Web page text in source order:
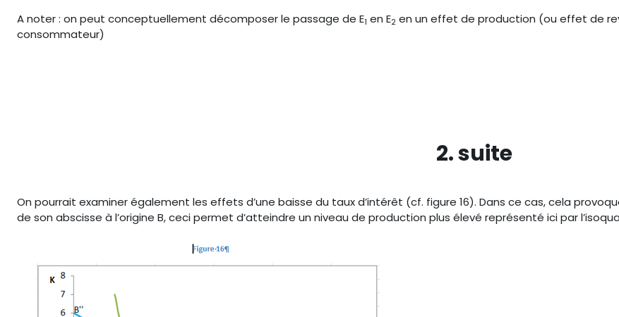
A noter : on peut conceptuellement décomposer le passage de E1 en E2 en un effet de production (ou effet de
consommateur)
2. suite
On pourrait examiner également les effets d’une baisse du taux d’intérêt (cf. figure 16). Dans ce cas, cela
de son abscisse à l’origine B, ceci permet d’atteindre un niveau de production plus élevé représenté ici par